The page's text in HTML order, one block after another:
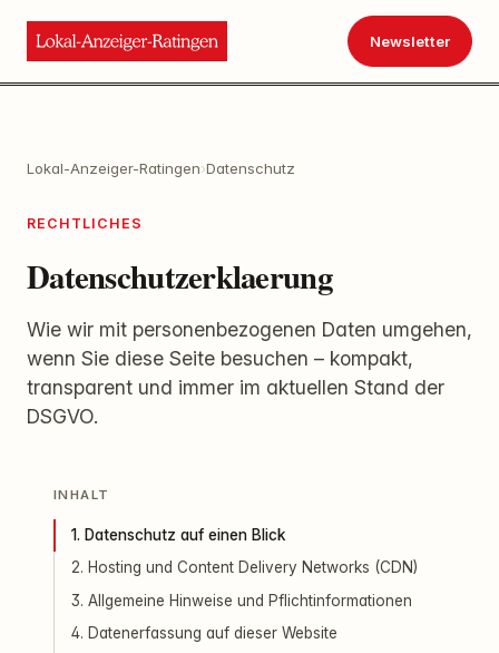
Newsletter
Lokal-Anzeiger-Ratingen›Datenschutz
RECHTLICHES
Datenschutzerklaerung
Wie wir mit personenbezogenen Daten umgehen,
wenn Sie diese Seite besuchen – kompakt,
transparent und immer im aktuellen Stand der
DSGVO.
INHALT
1. Datenschutz auf einen Blick
2. Hosting und Content Delivery Networks (CDN)
3. Allgemeine Hinweise und Pflichtinformationen
4. Datenerfassung auf dieser Website